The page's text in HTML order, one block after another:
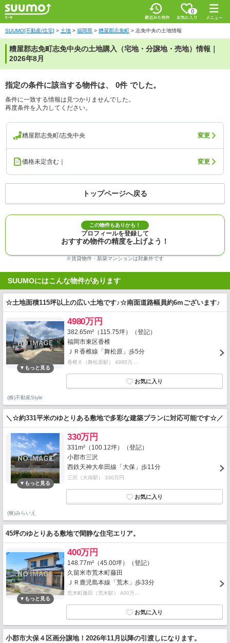
0
SUUMO[不動産/住宅] > 土地 > 福岡県 > 糟屋郡志免町 > 志免中央の土地情報
糟屋郡志免町志免中央の土地購入（宅地・分譲地・売地）情報｜
2026年8月
指定の条件に該当する物件は、 0件 でした。
条件に一致する情報は見つかりませんでした。
再度条件を入力してください。
糟屋郡志免町/志免中央 変更
価格未定含む｜ 変更
トップページへ戻る
この物件もありかも！
プロフィールを登録して
おすすめ物件の精度を上げよう！
※賃貸物件・新築マンションは対象外です
SUUMOにはこんな物件があります
☆土地面積115坪以上の広い土地です♪☆南面道路幅員約6mございます♪
4980万円
382.65m²（115.75坪）（登記）
福岡市東区香椎
ＪＲ香椎線「舞松原」歩5分
香椎６（舞松原駅） 4980万…
(株)不動産Style
＼☆約331平米のゆとりある敷地で多彩な建築プランに対応可能です☆／
330万円
331m²（100.12坪）（登記）
小郡市三沢
西鉄天神大牟田線「大保」歩11分
三沢（大保駅） 330万円
(株)みらいえ
45坪のゆとりある敷地で閑静な住宅エリア。
400万円
148.77m²（45.00坪）（登記）
久留米市荒木町藤田
ＪＲ鹿児島本線「荒木」歩33分
荒木町藤田（荒木駅） 400万…
小郡市大保４区画分譲地！2026年11月以降の引渡しになります。